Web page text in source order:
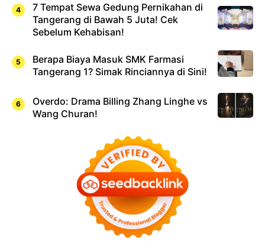
7 Tempat Sewa Gedung Pernikahan di
Tangerang di Bawah 5 Juta! Cek
Sebelum Kehabisan!
Berapa Biaya Masuk SMK Farmasi
Tangerang 1? Simak Rinciannya di Sini!
Overdo: Drama Billing Zhang Linghe vs
Wang Churan!